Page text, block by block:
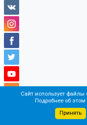
Сайт использует
Подробнее об
Принять